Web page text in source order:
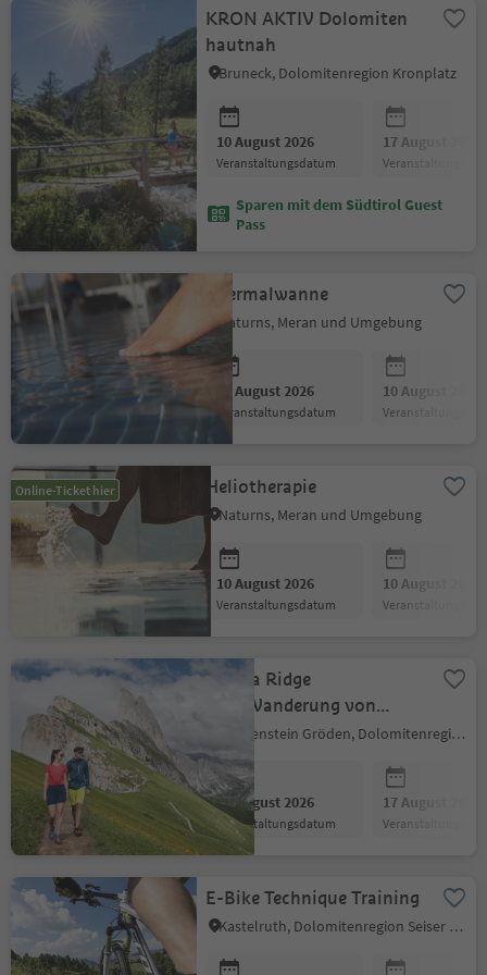
KRON AKTIV Dolomiten
hautnah
Bruneck, Dolomitenregion Kronplatz
10 August 2026
Veranstaltungsdatum
17 August 2026
Sparen mit dem Südtirol Guest
Pass
Thermalwanne
Naturns, Meran und Umgebung
10 August 2026
Veranstaltungsdatum
10 August 2026
Online-Ticket hier Heliotherapie
Naturns, Meran und Umgebung
10 August 2026
Veranstaltungsdatum
10 August 2026
Seceda Ridge
Line:Wanderung von
Wolkenstein zur Seceda
im Naturpark Puez-Geisler
Wolkenstein Gröden, Dolomitenregion Gröden
10 August 2026
Veranstaltungsdatum
17 August 2026
E-Bike Technique Training
Kastelruth, Dolomitenregion Seiser Alm